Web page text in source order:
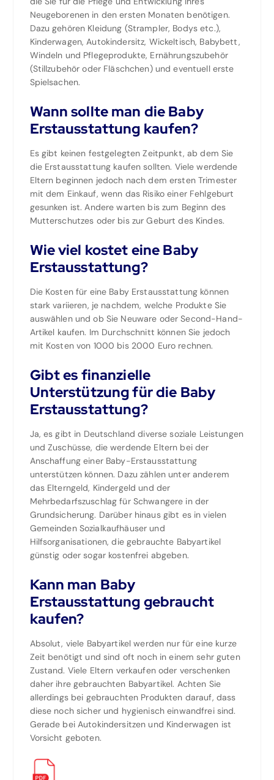
Neugeborenen in den ersten Monaten benötigen.
Dazu gehören Kleidung (Strampler, Bodys etc.),
Kinderwagen, Autokindersitz, Wickeltisch, Babybett,
Windeln und Pflegeprodukte, Ernährungszubehör
(Stillzubehör oder Fläschchen) und eventuell erste
Spielsachen.
Wann sollte man die Baby
Erstausstattung kaufen?
Es gibt keinen festgelegten Zeitpunkt, ab dem Sie
die Erstausstattung kaufen sollten. Viele werdende
Eltern beginnen jedoch nach dem ersten Trimester
mit dem Einkauf, wenn das Risiko einer Fehlgeburt
gesunken ist. Andere warten bis zum Beginn des
Mutterschutzes oder bis zur Geburt des Kindes.
Wie viel kostet eine Baby
Erstausstattung?
Die Kosten für eine Baby Erstausstattung können
stark variieren, je nachdem, welche Produkte Sie
auswählen und ob Sie Neuware oder Second-Hand-
Artikel kaufen. Im Durchschnitt können Sie jedoch
mit Kosten von 1000 bis 2000 Euro rechnen.
Gibt es finanzielle
Unterstützung für die Baby
Erstausstattung?
Ja, es gibt in Deutschland diverse soziale Leistungen
und Zuschüsse, die werdende Eltern bei der
Anschaffung einer Baby-Erstausstattung
unterstützen können. Dazu zählen unter anderem
das Elterngeld, Kindergeld und der
Mehrbedarfszuschlag für Schwangere in der
Grundsicherung. Darüber hinaus gibt es in vielen
Gemeinden Sozialkaufhäuser und
Hilfsorganisationen, die gebrauchte Babyartikel
günstig oder sogar kostenfrei abgeben.
Kann man Baby
Erstausstattung gebraucht
kaufen?
Absolut, viele Babyartikel werden nur für eine kurze
Zeit benötigt und sind oft noch in einem sehr guten
Zustand. Viele Eltern verkaufen oder verschenken
daher ihre gebrauchten Babyartikel. Achten Sie
allerdings bei gebrauchten Produkten darauf, dass
diese noch sicher und hygienisch einwandfrei sind.
Gerade bei Autokindersitzen und Kinderwagen ist
Vorsicht geboten.